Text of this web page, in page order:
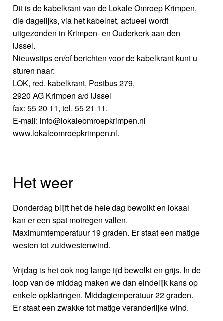
Dit is de kabelkrant van de Lokale Omroep Krimpen,
die dagelijks, via het kabelnet, actueel wordt
uitgezonden in Krimpen- en Ouderkerk aan den
IJssel.
Nieuwstips en/of berichten voor de kabelkrant kunt u
sturen naar:
LOK, red. kabelkrant, Postbus 279,
2920 AG Krimpen a/d IJssel
fax: 55 20 11, tel. 55 21 11.
E-mail: info@lokaleomroepkrimpen.nl
www.lokaleomroepkrimpen.nl.
Het weer
Donderdag blijft het de hele dag bewolkt en lokaal
kan er een spat motregen vallen.
Maximumtemperatuur 19 graden. Er staat een matige
westen tot zuidwestenwind.
Vrijdag is het ook nog lange tijd bewolkt en grijs. In de
loop van de middag maken we dan eindelijk kans op
enkele opklaringen. Middagtemperatuur 22 graden.
Er staat een zwakke tot matige veranderlijke wind.